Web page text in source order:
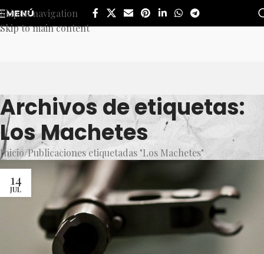
Skip to navigation
Skip to main content
MENÚ
Archivos de etiquetas:
Los Machetes
Inicio Publicaciones etiquetadas "Los Machetes"
14
JUL